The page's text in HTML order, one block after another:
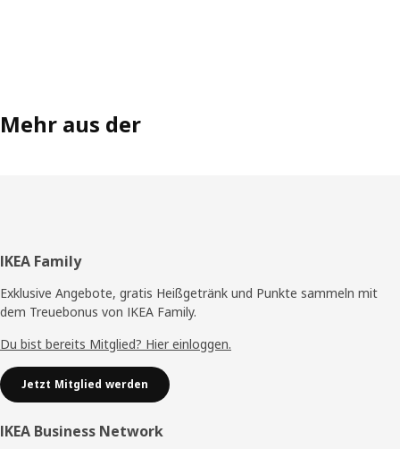
Mehr aus der
Fußzeile
IKEA Family
Exklusive Angebote, gratis Heißgetränk und Punkte sammeln mit
dem Treuebonus von IKEA Family.
Du bist bereits Mitglied? Hier einloggen.
Jetzt Mitglied werden
IKEA Business Network